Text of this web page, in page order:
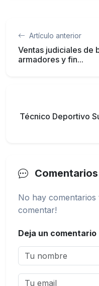
Artículo anterior
Ventas judiciales de
armadores y fin...
Técnico Deportivo
Comentarios
No hay comentarios
comentar!
Deja un comentario